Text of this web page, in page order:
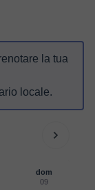
la tua
locale.
dom
09